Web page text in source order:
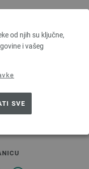
od njih su ključne,
i vašeg
SVE
/ 50 g
cijena: